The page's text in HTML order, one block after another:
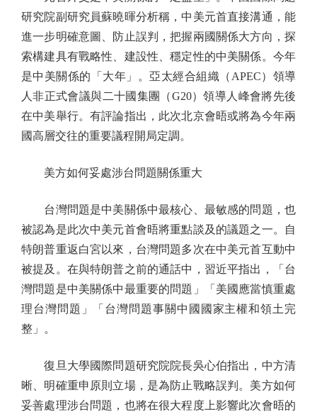
研究院副研究員蘇曉暉分析稱，中美元首直接溝通，能
進一步明確意圖、防止誤判，把握兩國關係大方向，探
索構建具有戰略性、建設性、穩定性的中美關係。今年
是中美關係的「大年」。亞太經合組織（APEC）領導
人非正式會議與二十國集團（G20）領導人峰會將先後
在中美舉行。有評論指出，此次北京會晤或將為今年兩
國高層交往的重要議程開局定調。
美方如何妥處涉台問題關係重大
台灣問題是中美關係中最核心、最敏感的問題，也
被認為是此次中美元首會晤將重點談及的議題之一。自
特朗普重返白宮以來，台灣問題多次在中美元首互動中
被提及。在與特朗普之前的通話中，習近平指出，「台
灣問題是中美關係中最重要的問題」「美國應當慎重處
理台灣問題」「台灣問題事關中國國家主權和領土完
整」。
復旦大學國際問題研究院院長吳心伯指出，中方清
晰、明確重申原則立場，是為防止戰略誤判。美方如何
妥善處理涉台問題，也將在很大程度上影響此次會晤的